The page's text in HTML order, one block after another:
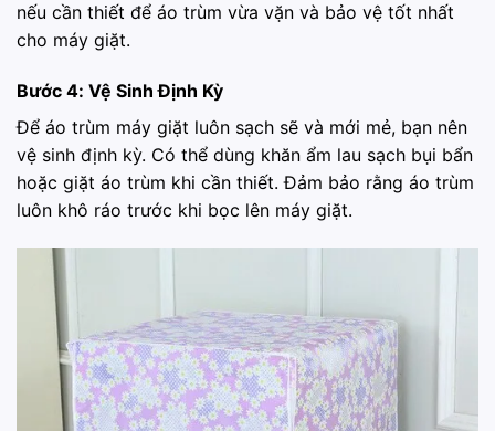
nếu cần thiết để áo trùm vừa vặn và bảo vệ tốt nhất
cho máy giặt.
Bước 4: Vệ Sinh Định Kỳ
Để áo trùm máy giặt luôn sạch sẽ và mới mẻ, bạn nên
vệ sinh định kỳ. Có thể dùng khăn ẩm lau sạch bụi bẩn
hoặc giặt áo trùm khi cần thiết. Đảm bảo rằng áo trùm
luôn khô ráo trước khi bọc lên máy giặt.